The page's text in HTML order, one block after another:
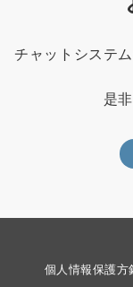
チャットシステ
是
個人情報保護方